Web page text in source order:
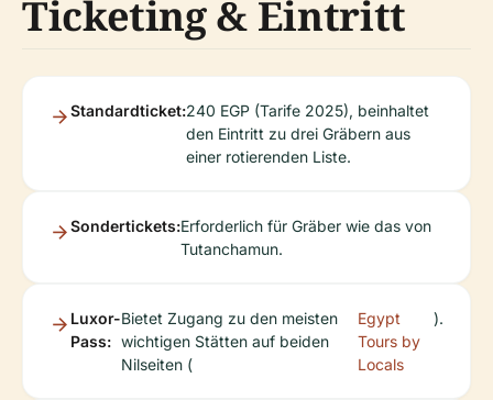
Ticketing & Eintritt
Standardticket:240 EGP (Tarife 2025), beinhaltet
den Eintritt zu drei Gräbern aus
einer rotierenden Liste.
Sondertickets:Erforderlich für Gräber wie das von
Tutanchamun.
Luxor-
Pass:
Bietet Zugang zu den meisten
wichtigen Stätten auf beiden
Nilseiten (
Egypt
Tours by
Locals
).